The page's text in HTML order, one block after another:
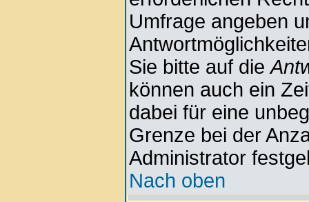
Umfrage angeben
Sie bitte auf die
können auch ein
dabei für eine
Grenze bei der
Administrator
Nach oben